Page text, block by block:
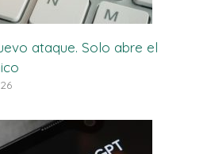
ataque. Solo abre el